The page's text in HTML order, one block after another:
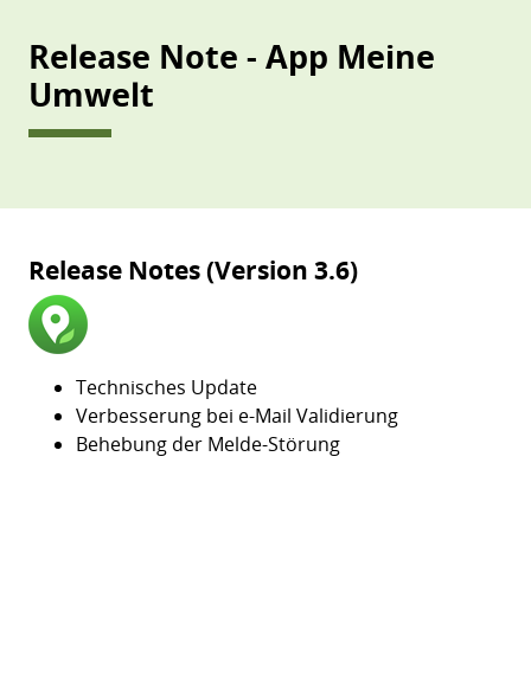
Release Note - App Meine
Umwelt
Release Notes (Version 3.6)
Technisches Update
Verbesserung bei e-Mail Validierung
Behebung der Melde-Störung